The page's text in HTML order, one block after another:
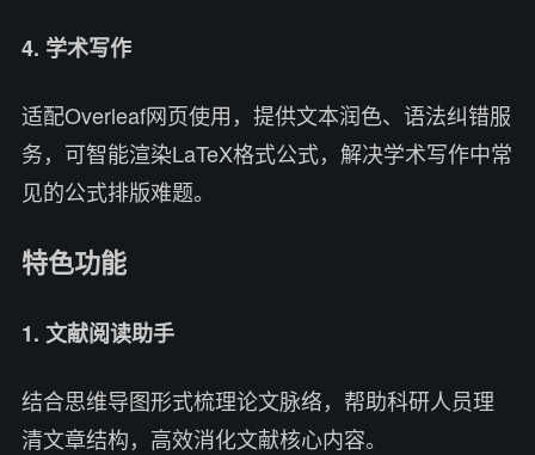
4. 学术写作
适配Overleaf网页使用，提供文本润色、语法纠错服
务，可智能渲染LaTeX格式公式，解决学术写作中常
见的公式排版难题。
特色功能
1. 文献阅读助手
结合思维导图形式梳理论文脉络，帮助科研人员理
清文章结构，高效消化文献核心内容。